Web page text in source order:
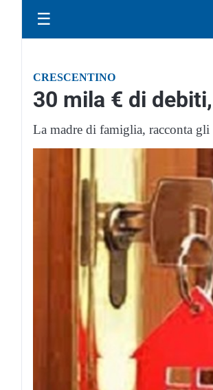
☰
CRESCENTINO
30 mila € di
La madre di famiglia, racconta